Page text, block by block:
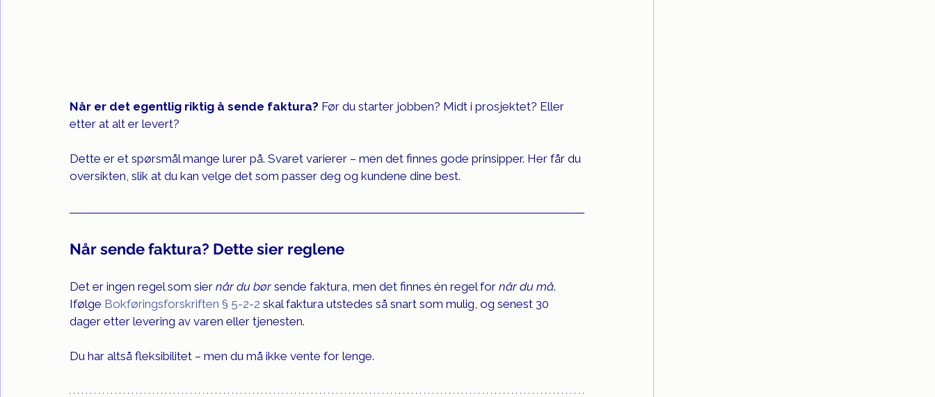
Når er det egentlig riktig å sende faktura? Før du starter jobben? Midt i prosjektet? Eller
etter at alt er levert?
Dette er et spørsmål mange lurer på. Svaret varierer – men det finnes gode prinsipper. Her får du
oversikten, slik at du kan velge det som passer deg og kundene dine best.
Når sende faktura? Dette sier reglene
Det er ingen regel som sier når du bør sende faktura, men det finnes én regel for når du må.
Ifølge Bokføringsforskriften § 5-2-2 skal faktura utstedes så snart som mulig, og senest 30
dager etter levering av varen eller tjenesten.
Du har altså fleksibilitet – men du må ikke vente for lenge.